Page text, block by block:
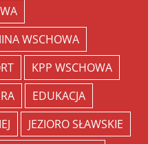
WSCHOWA
KPP WSCHOWA
EDUKACJA
JEZIORO SŁAWSKIE